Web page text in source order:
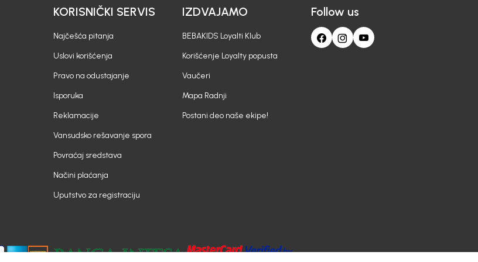
KORISNIČKI SERVIS
Najčešća pitanja
Uslovi korišćenja
Pravo na odustajanje
Isporuka
Reklamacije
Vansudsko rešavanje spora
Povraćaj sredstava
Načini plaćanja
Uputstvo za registraciju
IZDVAJAMO
BEBAKIDS Loyalti Klub
Korišćenje Loyalty popusta
Vaučeri
Mapa Radnji
Postani deo naše ekipe!
Follow us